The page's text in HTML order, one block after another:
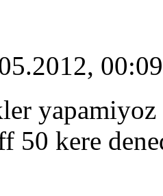
00:09
50 kere